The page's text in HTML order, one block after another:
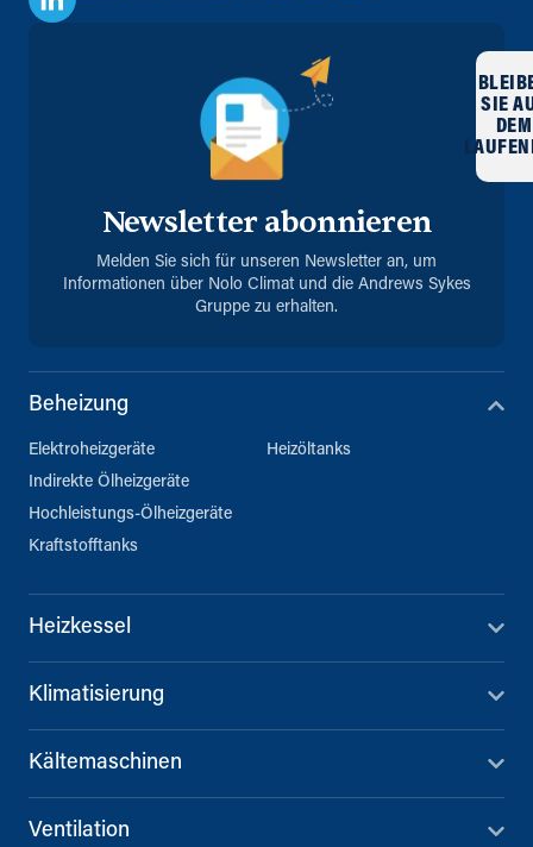
Newsletter abonnieren
Melden Sie sich für unseren Newsletter an, um
Informationen über Nolo Climat und die Andrews Sykes
Gruppe zu erhalten.
SIE
DEM
Beheizung
Elektroheizgeräte
Indirekte Ölheizgeräte
Hochleistungs-Ölheizgeräte
Kraftstofftanks
Heizöltanks
Heizkessel
Klimatisierung
Kältemaschinen
Ventilation